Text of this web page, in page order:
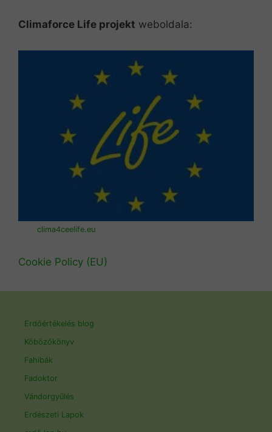
Climaforce Life projekt weboldala:
clima4ceelife.eu
Cookie Policy (EU)
Erdőértékelés blog
Köbözőkönyv
Fahibák
Fadoktor
Vándorgyűlés
Erdészeti Lapok